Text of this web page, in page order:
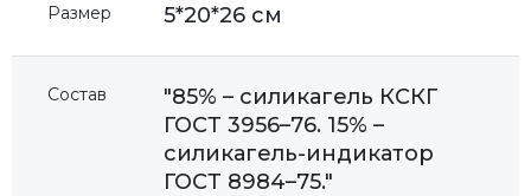
Размер 5*20*26 см
Состав
"85% – силикагель КСКГ
ГОСТ 3956–76. 15% –
силикагель-индикатор
ГОСТ 8984–75."